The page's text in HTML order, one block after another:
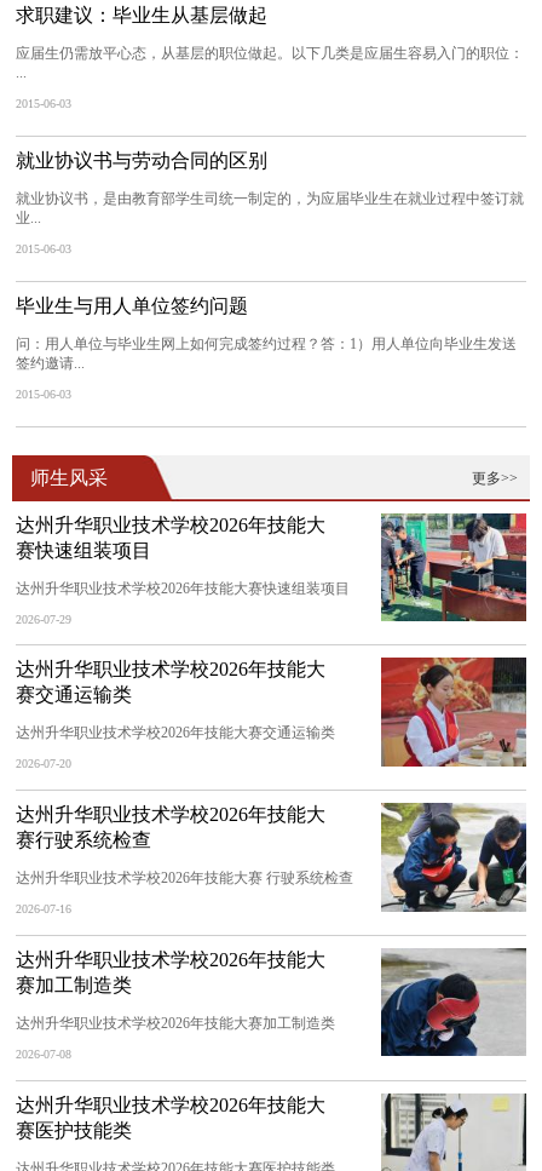
求职建议：毕业生从基层做起
应届生仍需放平心态，从基层的职位做起。以下几类是应届生容易入门的职位：
...
2015-06-03
就业协议书与劳动合同的区别
就业协议书，是由教育部学生司统一制定的，为应届毕业生在就业过程中签订就
业...
2015-06-03
毕业生与用人单位签约问题
问：用人单位与毕业生网上如何完成签约过程？答：1）用人单位向毕业生发送
签约邀请...
2015-06-03
更多>>
师生风采
达州升华职业技术学校2026年技能大
赛快速组装项目
达州升华职业技术学校2026年技能大赛快速组装项目
2026-07-29
达州升华职业技术学校2026年技能大
赛交通运输类
达州升华职业技术学校2026年技能大赛交通运输类
2026-07-20
达州升华职业技术学校2026年技能大
赛行驶系统检查
达州升华职业技术学校2026年技能大赛 行驶系统检查
2026-07-16
达州升华职业技术学校2026年技能大
赛加工制造类
达州升华职业技术学校2026年技能大赛加工制造类
2026-07-08
达州升华职业技术学校2026年技能大
赛医护技能类